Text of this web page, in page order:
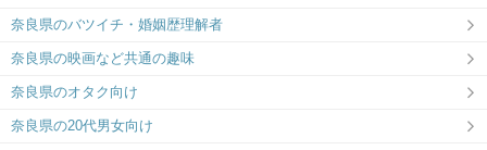
奈良県のバツイチ・婚姻歴理解者
奈良県の映画など共通の趣味
奈良県のオタク向け
奈良県の20代男女向け